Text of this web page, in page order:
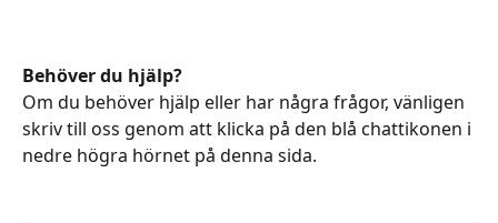
Behöver du hjälp?
Om du behöver hjälp eller har några frågor, vänligen
skriv till oss genom att klicka på den blå chattikonen i
nedre högra hörnet på denna sida.